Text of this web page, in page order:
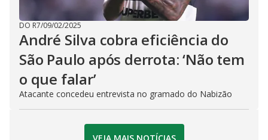
DO R7/09/02/2025
André Silva cobra eficiência do
São Paulo após derrota: ‘Não tem
o que falar’
Atacante concedeu entrevista no gramado do Nabizão